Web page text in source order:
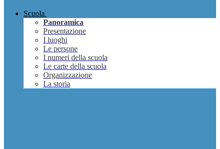
Scuola
Panoramica
Presentazione
I luoghi
Le persone
I numeri della scuola
Le carte della scuola
Organizzazione
La storia